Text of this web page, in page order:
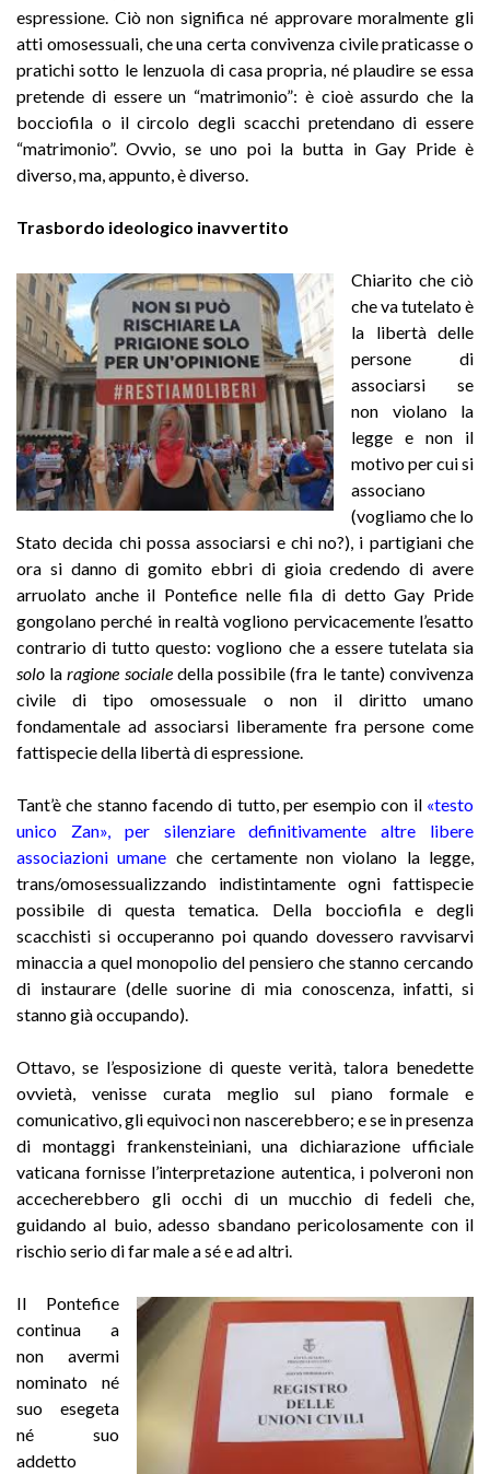
espressione. Ciò non significa né approvare moralmente gli
atti omosessuali, che una certa convivenza civile praticasse o
pratichi sotto le lenzuola di casa propria, né plaudire se essa
pretende di essere un “matrimonio”: è cioè assurdo che la
bocciofila o il circolo degli scacchi pretendano di essere
“matrimonio”. Ovvio, se uno poi la butta in Gay Pride è
diverso, ma, appunto, è diverso.
Trasbordo ideologico inavvertito
Chiarito che ciò
che va tutelato è
la libertà delle
persone di
associarsi se
non violano la
legge e non il
motivo per cui si
associano
(vogliamo che lo
Stato decida chi possa associarsi e chi no?), i partigiani che
ora si danno di gomito ebbri di gioia credendo di avere
arruolato anche il Pontefice nelle fila di detto Gay Pride
gongolano perché in realtà vogliono pervicacemente l’esatto
contrario di tutto questo: vogliono che a essere tutelata sia
solo laragione socialedella possibile (fra le tante) convivenza
civile di tipo omosessuale o non il diritto umano
fondamentale ad associarsi liberamente fra persone come
fattispecie della libertà di espressione.
Tant’è che stanno facendo di tutto, per esempio con il «testo
unico Zan», per silenziare definitivamente altre libere
associazioni umane che certamente non violano la legge,
trans/omosessualizzando indistintamente ogni fattispecie
possibile di questa tematica. Della bocciofila e degli
scacchisti si occuperanno poi quando dovessero ravvisarvi
minaccia a quel monopolio del pensiero che stanno cercando
di instaurare (delle suorine di mia conoscenza, infatti, si
stanno già occupando).
Ottavo, se l’esposizione di queste verità, talora benedette
ovvietà, venisse curata meglio sul piano formale e
comunicativo, gli equivoci non nascerebbero; e se in presenza
di montaggi frankensteiniani, una dichiarazione ufficiale
vaticana fornisse l’interpretazione autentica, i polveroni non
accecherebbero gli occhi di un mucchio di fedeli che,
guidando al buio, adesso sbandano pericolosamente con il
rischio serio di far male a sé e ad altri.
Il Pontefice
continua a
non avermi
nominato né
suo esegeta
né suo
addetto